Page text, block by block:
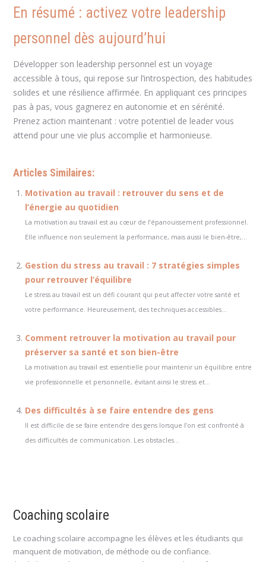
En résumé : activez votre leadership
personnel dès aujourd’hui
Développer son leadership personnel est un voyage
accessible à tous, qui repose sur l’introspection, des habitudes
solides et une résilience affirmée. En appliquant ces principes
pas à pas, vous gagnerez en autonomie et en sérénité.
Prenez action maintenant : votre potentiel de leader vous
attend pour une vie plus accomplie et harmonieuse.
Articles Similaires:
Motivation au travail : retrouver du sens et de
l’énergie au quotidien
La motivation au travail est au cœur de l’épanouissement professionnel.
Elle influence non seulement la performance, mais aussi le bien-être,...
Gestion du stress au travail : 7 stratégies simples
pour retrouver l’équilibre
Le stress au travail est un défi courant qui peut affecter votre santé et
votre performance. Heureusement, des techniques accessibles...
Comment retrouver la motivation au travail pour
préserver sa santé et son bien-être
La motivation au travail est essentielle pour maintenir un équilibre entre
vie professionnelle et personnelle, évitant ainsi le stress et...
Des difficultés à se faire entendre des gens
Il est difficile de se faire entendre des gens lorsque l’on est confronté à
des difficultés de communication. Les obstacles...
Coaching scolaire
Le coaching scolaire accompagne les élèves et les étudiants qui
manquent de motivation, de méthode ou de confiance.